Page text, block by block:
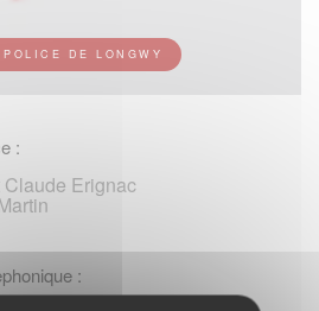
DE LONGWY
:
Claude Erignac
: